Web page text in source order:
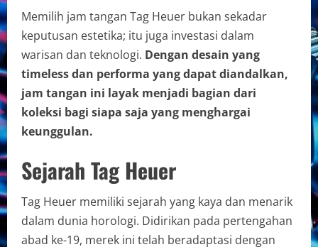
Memilih jam tangan Tag Heuer bukan sekadar
keputusan estetika; itu juga investasi dalam
warisan dan teknologi. Dengan desain yang
timeless dan performa yang dapat diandalkan,
jam tangan ini layak menjadi bagian dari
koleksi bagi siapa saja yang menghargai
keunggulan.
Sejarah Tag Heuer
Tag Heuer memiliki sejarah yang kaya dan menarik
dalam dunia horologi. Didirikan pada pertengahan
abad ke-19, merek ini telah beradaptasi dengan